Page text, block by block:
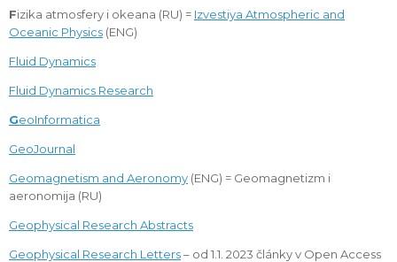
Fizika atmosfery i okeana (RU) = Izvestiya Atmospheric and
Oceanic Physics (ENG)
Fluid Dynamics
Fluid Dynamics Research
GeoInformatica
GeoJournal
Geomagnetism and Aeronomy (ENG) = Geomagnetizm i
aeronomija (RU)
Geophysical Research Abstracts
Geophysical Research Letters– od 1.1. 2023 články v Open Access